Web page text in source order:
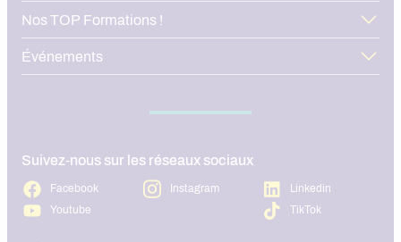
Nos TOP Formations !
Événements
Suivez-nous sur les réseaux sociaux
Facebook Instagram
Linkedin
Youtube
TikTok